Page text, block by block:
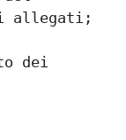
allegati;
dei